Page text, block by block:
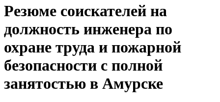
Резюме соискателей на
должность инженера по
охране труда и пожарной
безопасности с полной
занятостью в Амурске